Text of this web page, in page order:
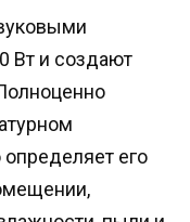
Вт и создают
определяет его